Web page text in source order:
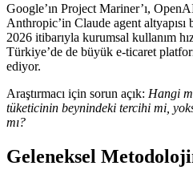
Google’ın Project Mariner’ı,
Anthropic’in Claude agent altyapısı
2026 itibarıyla kurumsal kullanım
Türkiye’de de büyük e-ticaret
ediyor.
Araştırmacı için sorun açık: Hangi
tüketicinin beynindeki tercihi mi,
mı?
Geleneksel